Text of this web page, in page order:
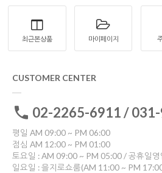
최근본상품 마이페이지
CUSTOMER CENTER
02-2265-6911 /
평일 AM 09:00 ~ PM 06:00
점심 AM 12:00 ~ PM 01:00
토요일 : AM 09:00 ~ PM 05:00 / 공휴일영
일요일 : 을지로쇼룸(AM 11:00 ~ PM